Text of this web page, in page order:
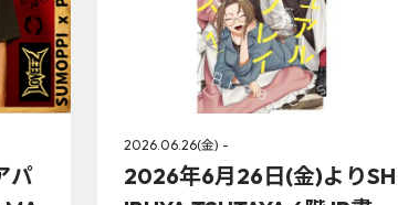
パ
2026.06.26(金) -
2026年6月26日(金)よりSH